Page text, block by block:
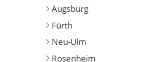
Augsburg
Fürth
Neu-Ulm
Rosenheim